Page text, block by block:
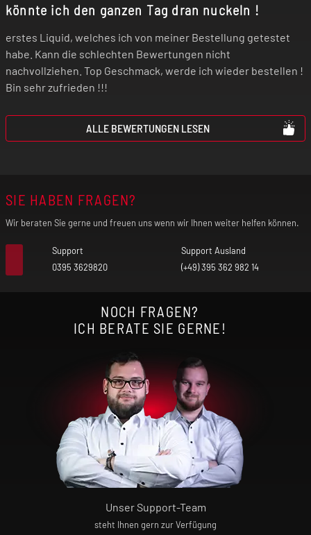
könnte ich den ganzen Tag dran nuckeln !
erstes Liquid, welches ich von meiner Bestellung getestet
habe. Kann die schlechten Bewertungen nicht
nachvollziehen. Top Geschmack, werde ich wieder bestellen !
Bin sehr zufrieden !!!
ALLE BEWERTUNGEN LESEN
SIE HABEN FRAGEN?
Wir beraten Sie gerne und freuen uns wenn wir Ihnen weiter helfen können.
Support
0395 3629820
Support Ausland
(+49) 395 362 982 14
NOCH FRAGEN?
ICH BERATE SIE GERNE!
Unser Support-Team
steht Ihnen gern zur Verfügung